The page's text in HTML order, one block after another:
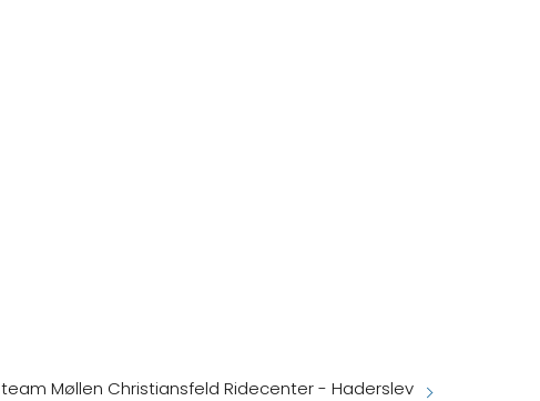
team Møllen Christiansfeld Ridecenter - Haderslev